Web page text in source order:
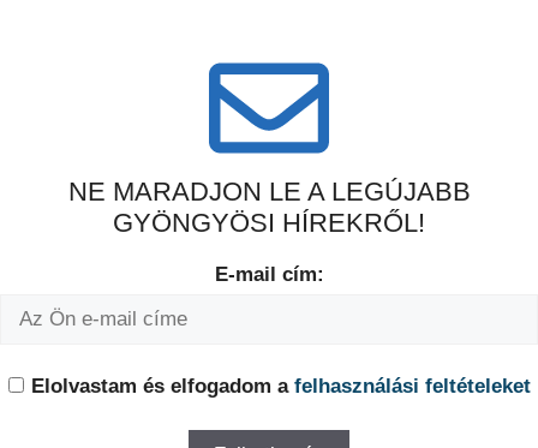
NE MARADJON LE A LEGÚJABB
GYÖNGYÖSI HÍREKRŐL!
E-mail cím:
Elolvastam és elfogadom a felhasználási feltételeket